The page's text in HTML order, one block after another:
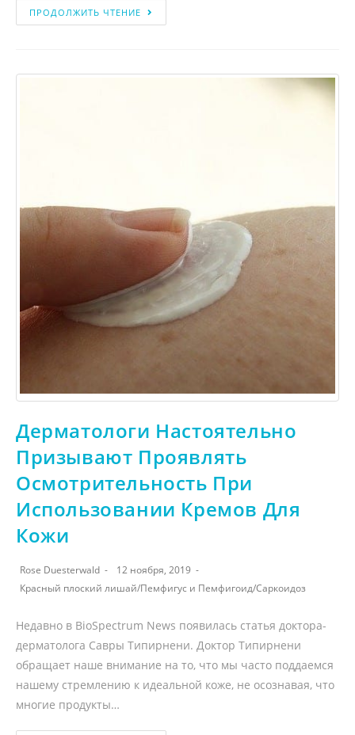
ПРОДОЛЖИТЬ ЧТЕНИЕ
Дерматологи Настоятельно
Призывают Проявлять
Осмотрительность При
Использовании Кремов Для
Кожи
Rose Duesterwald
12 ноября, 2019
Красный плоский лишай/Пемфигус и Пемфигоид/Саркоидоз
Недавно в BioSpectrum News появилась статья доктора-
дерматолога Савры Типирнени. Доктор Типирнени
обращает наше внимание на то, что мы часто поддаемся
нашему стремлению к идеальной коже, не осознавая, что
многие продукты…